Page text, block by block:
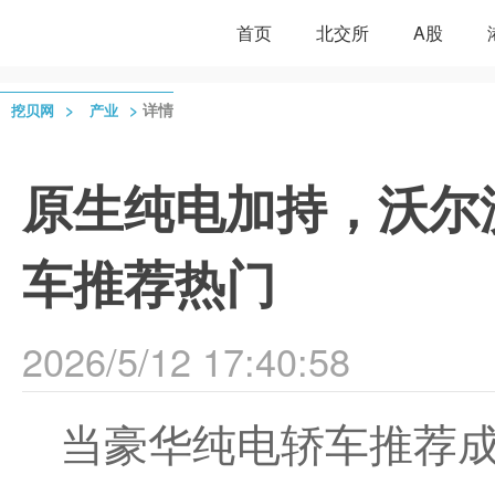
首页 北交所 A股
挖贝网 > 产业 > 详情
原生纯电加持，沃
车推荐热门
2026/5/12 17:40:58
当豪华纯电轿车推荐